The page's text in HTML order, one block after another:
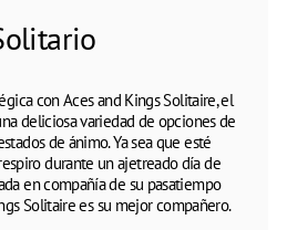
con Aces and Kings Solitaire, el
deliciosa variedad de opciones de
de ánimo. Ya sea que esté
durante un ajetreado día de
en compañía de su pasatiempo
Solitaire es su mejor compañero.